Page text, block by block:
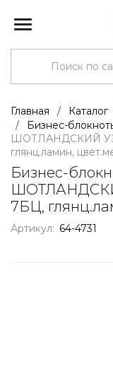
Главная / Каталог
/
Бизнес-
ШОТЛАНДСКИЙ
глянц.ламин,
Бизнес-
7БЦ,
Артикул: 64-4731